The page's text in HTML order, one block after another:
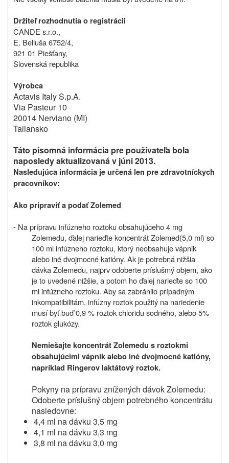
Držiteľ rozhodnutia o registrácii
CANDE s.r.o.,
E. Belluša 6752/4,
921 01 Piešťany,
Slovenská republika
Výrobca
Actavis Italy S.p.A.
Via Pasteur 10
20014 Nerviano (MI)
Taliansko
Táto písomná informácia pre používateľa bola
naposledy aktualizovaná v júni 2013.
Nasledujúca informácia je určená len pre zdravotníckych
pracovníkov:
Ako pripraviť a podať Zolemed
- Na prípravu infúzneho roztoku obsahujúceho 4 mg
Zolemedu, ďalej narieďte koncentrátZolemed(5,0 ml) so
100 ml infúzneho roztoku, ktorý neobsahuje vápnik
alebo iné dvojmocné katióny. Ak je potrebná nižšia
dávka Zolemedu, najprv odoberte príslušmý objem, ako
je to uvedené nižšie, a potom ho ďalej narieďte so 100
ml infúzneho roztoku. Aby sa zabránilo prípadným
inkompatibilitám, infúzny roztok použitý na nariedenie
musí byť buď 0,9 % roztok chloridu sodného, alebo 5%
roztok glukózy.
Nemiešajte koncentrát Zolemedu s roztokmi
obsahujúcimi vápnik alebo iné dvojmocné katióny,
napríklad Ringerov laktátový roztok.
Pokyny na prípravu znížených dávok Zolemedu:
Odoberte príslušný objem potrebného koncentrátu
nasledovne:
4,4 ml na dávku 3,5 mg
4,1 ml na dávku 3,3 mg
3,8 ml na dávku 3,0 mg